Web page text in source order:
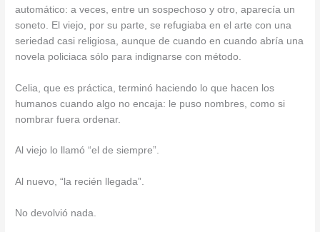
automático: a veces, entre un sospechoso y otro, aparecía un
soneto. El viejo, por su parte, se refugiaba en el arte con una
seriedad casi religiosa, aunque de cuando en cuando abría una
novela policiaca sólo para indignarse con método.
Celia, que es práctica, terminó haciendo lo que hacen los
humanos cuando algo no encaja: le puso nombres, como si
nombrar fuera ordenar.
Al viejo lo llamó “el de siempre”.
Al nuevo, “la recién llegada”.
No devolvió nada.